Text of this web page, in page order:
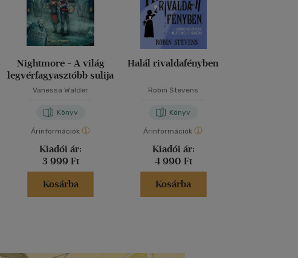
Nightmore - A világ
legvérfagyasztóbb sulija
Vanessa Walder
Könyv
Árinformációk
Kiadói ár:
3 999 Ft
Kosárba
Halál rivaldafényben
Robin Stevens
Könyv
Árinformációk
Kiadói ár:
4 990 Ft
Kosárba